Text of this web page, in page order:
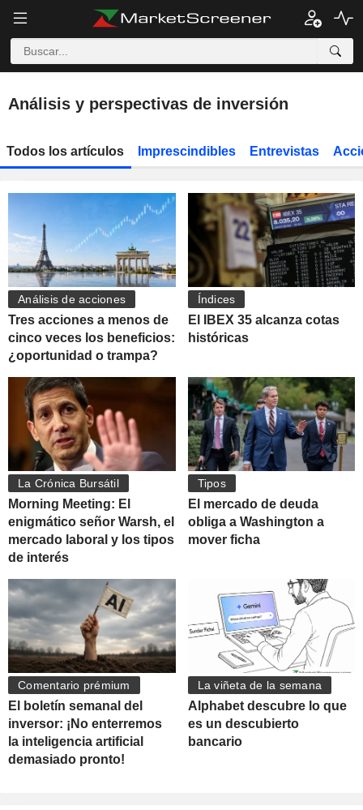
Análisis y perspectivas de inversión
Todos los artículos Imprescindibles Entrevistas
Análisis de acciones
Tres acciones a menos de
cinco veces los beneficios:
¿oportunidad o trampa?
Índices
El IBEX 35 alcanza cotas
históricas
La Crónica Bursátil
Morning Meeting: El
enigmático señor Warsh, el
mercado laboral y los tipos
de interés
Tipos
El mercado de deuda
obliga a Washington a
mover ficha
Comentario prémium
El boletín semanal del
inversor: ¡No enterremos
la inteligencia artificial
demasiado pronto!
La viñeta de la semana
Alphabet descubre lo que
es un descubierto
bancario